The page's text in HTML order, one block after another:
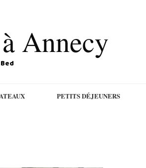
Annecy
PETITS DÉJEUNERS